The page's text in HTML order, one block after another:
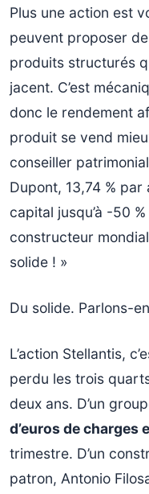
Plus une action est
peuvent proposer
produits structurés
jacent. C’est
donc le rendement
produit se vend
conseiller
Dupont, 13,74 %
capital jusqu’à -50
constructeur
solide ! »
Du solide. Parlons-
L’action Stellantis,
perdu les trois
deux ans. D’un
d’euros de charges
trimestre. D’un
patron, Antonio